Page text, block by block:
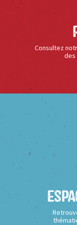
Consultez
des